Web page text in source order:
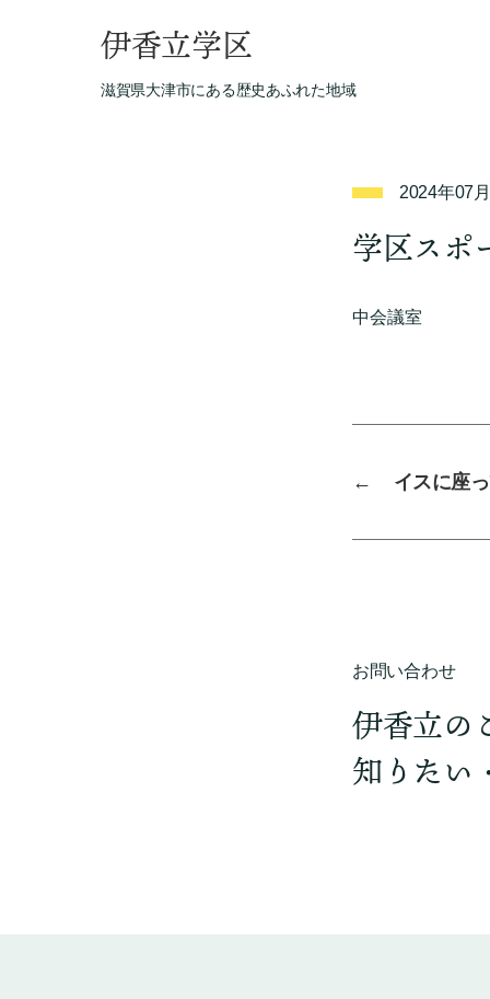
伊香立学区
滋賀県大津市にある歴史あふれた地域
2024年07
学区スポ
中会議室
← イスに座
お問い合わせ
伊香立の
知りたい